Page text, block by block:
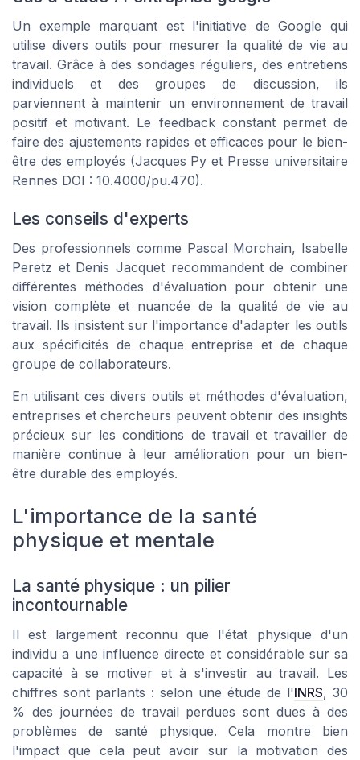
Un exemple marquant est l'initiative deGoogle qui
utilise divers outils pour mesurer la qualité de vie au
travail. Grâce à des sondages réguliers, des entretiens
individuels et des groupes de discussion, ils
parviennent à maintenir un environnement de travail
positif et motivant. Le feedback constant permet de
faire des ajustements rapides et efficaces pour le bien-
être des employés (Jacques Py et Presse universitaire
Rennes DOI : 10.4000/pu.470).
Les conseils d'experts
Des professionnels comme Pascal Morchain, Isabelle
Peretz et Denis Jacquet recommandent de combiner
différentes méthodes d'évaluation pour obtenir une
vision complète et nuancée de la qualité de vie au
travail. Ils insistent sur l'importance d'adapter les outils
aux spécificités de chaque entreprise et de chaque
groupe de collaborateurs.
En utilisant ces divers outils et méthodes d'évaluation,
entreprises et chercheurs peuvent obtenir des insights
précieux sur les conditions de travail et travailler de
manière continue à leur amélioration pour un bien-
être durable des employés.
L'importance de la santé
physique et mentale
La santé physique : un pilier
incontournable
Il est largement reconnu que l'état physique d'un
individu a une influence directe et considérable sur sa
capacité à se motiver et à s'investir au travail. Les
chiffres sont parlants : selon une étude de l'INRS, 30
% des journées de travail perdues sont dues à des
problèmes de santé physique. Cela montre bien
l'impact que cela peut avoir sur la motivation des